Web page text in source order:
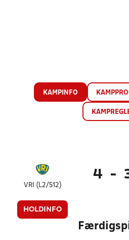
KAMPINFO
VRI (L2/512)
HOLDINFO
4 -